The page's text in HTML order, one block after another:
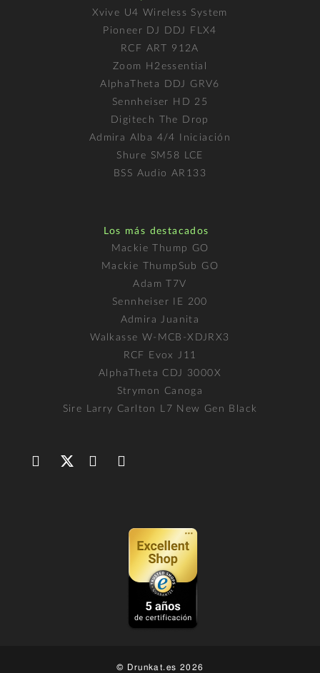
Xvive U4 Wireless System
Pioneer DJ DDJ FLX4
RCF ART 912A
Zoom H2essential
AlphaTheta DDJ GRV6
Sennheiser HD 25
Digitech The Drop
Admira Alba 4/4 Iniciación
Shure SM58 LCE
BSS Audio AR133
Los más destacados
Mackie Thump GO
Mackie ThumpSub GO
Adam T7V
Sennheiser IE 200
Admira Juanita
Walkasse W-MCB-XDJRX3
RCF Evox J11
AlphaTheta CDJ 3000X
Strymon Canoga
Sire Larry Carlton L7 New Gen Black
© Drunkat.es 2026